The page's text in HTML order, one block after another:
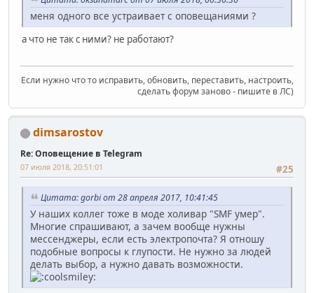
меня одного все устраивает с оповещаниями ?
а что не так с ними? не работают?
Если нужно что то исправить, обновить, переставить, настроить,
сделать форум заново - пишите в ЛС)
dimsarostov
Re: Оповещение в Telegram
#25
07 июля 2018, 20:51:01
Цитата: gorbi от 28 апреля 2017, 10:41:45
У наших коллег тоже в моде холивар "SMF умер".
Многие спрашивают, а зачем вообще нужны
мессенджеры, если есть электропочта? Я отношу
подобные вопросы к глупости. Не нужно за людей
делать выбор, а нужно давать возможности.